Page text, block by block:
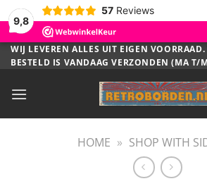
9,8
57 Reviews
Ga
naar
WIJ LEVEREN ALLES UIT EIGEN
BESTELD IS VANDAAG VERZONDEN (MA T/
HOME » SHOP WITH